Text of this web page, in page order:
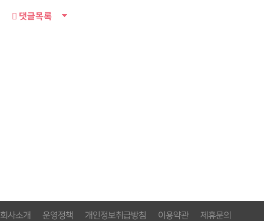
댓글목록
회사소개 운영정책 개인정보취급방침 이용약관 제휴문의